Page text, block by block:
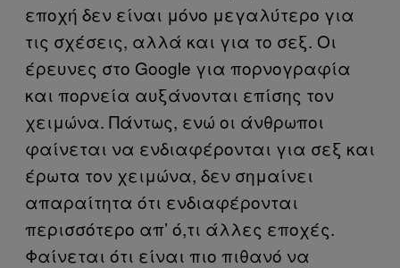
εποχή δεν είναι μόνο μεγαλύτερο για
τις σχέσεις, αλλά και για το σεξ. Οι
έρευνες στο Google για πορνογραφία
και πορνεία αυξάνονται επίσης τον
χειμώνα. Πάντως, ενώ οι άνθρωποι
φαίνεται να ενδιαφέρονται για σεξ και
έρωτα τον χειμώνα, δεν σημαίνει
απαραίτητα ότι ενδιαφέρονται
περισσότερο απ’ ό,τι άλλες εποχές.
Φαίνεται ότι είναι πιο πιθανό να